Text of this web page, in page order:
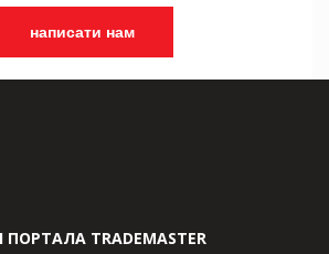
написати нам
TRADEMASTER